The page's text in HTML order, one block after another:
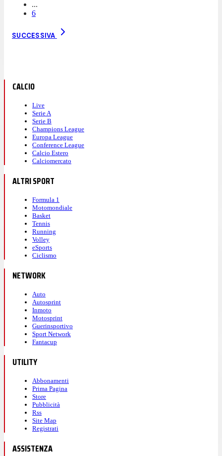
...
6
SUCCESSIVA
CALCIO
Live
Serie A
Serie B
Champions League
Europa League
Conference League
Calcio Estero
Calciomercato
ALTRI SPORT
Formula 1
Motomondiale
Basket
Tennis
Running
Volley
eSports
Ciclismo
NETWORK
Auto
Autosprint
Inmoto
Motosprint
Guerinsportivo
Sport Network
Fantacup
UTILITY
Abbonamenti
Prima Pagina
Store
Pubblicità
Rss
Site Map
Registrati
ASSISTENZA